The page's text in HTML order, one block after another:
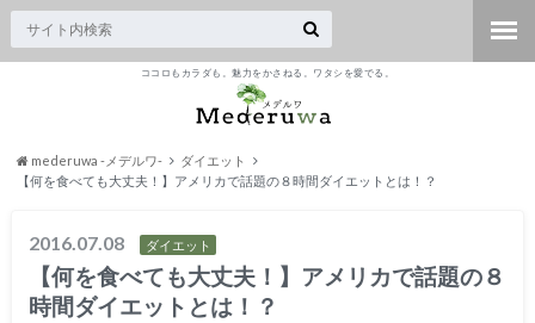
ココロもカラダも。魅力をかさねる。ワタシを愛でる。
mederuwa -メデルワ-
ダイエット
【何を食べても大丈夫！】アメリカで話題の８時間ダイエットとは！？
2016.07.08 ダイエット
【何を食べても大丈夫！】アメリカで話題の８
時間ダイエットとは！？